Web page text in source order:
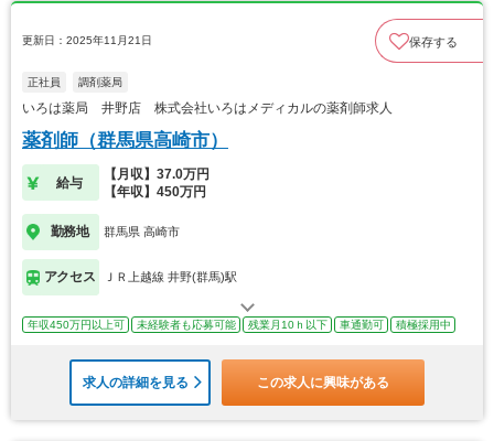
更新日：2025年11月21日 保存する
正社員 調剤薬局
いろは薬局 井野店 株式会社いろはメディカルの薬剤師求人
薬剤師（群馬県高崎市）
給与
【月収】37.0万円
【年収】450万円
勤務地 群馬県 高崎市
アクセス ＪＲ上越線 井野(群馬)駅
年収450万円以上可 未経験者も応募可能 残業月10ｈ以下 車通勤可 積極採用中
求人の詳細を見る この求人に興味がある